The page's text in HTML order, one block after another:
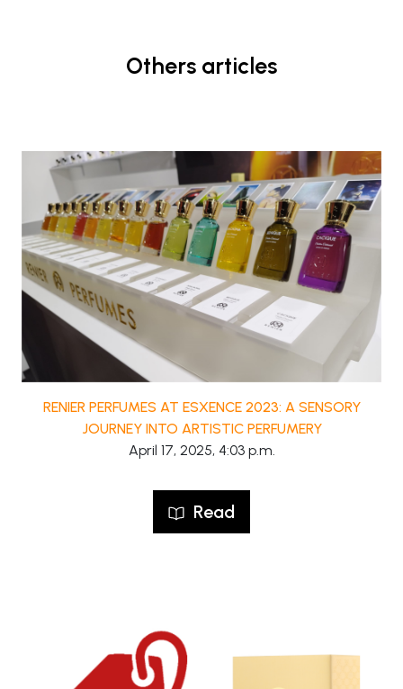
Others articles
RENIER PERFUMES AT ESXENCE 2023: A SENSORY
JOURNEY INTO ARTISTIC PERFUMERY
April 17, 2025, 4:03 p.m.
Read